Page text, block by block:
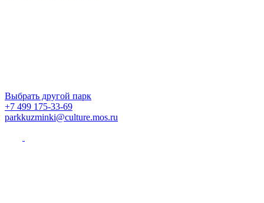
Выбрать другой парк
+7 499 175-33-69
parkkuzminki@culture.mos.ru